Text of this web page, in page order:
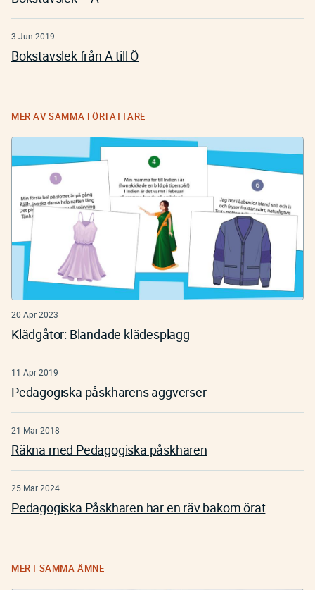
3 Jun 2019
Bokstavslek från A till Ö
MER AV SAMMA FÖRFATTARE
20 Apr 2023
Klädgåtor: Blandade klädesplagg
11 Apr 2019
Pedagogiska påskharens äggverser
21 Mar 2018
Räkna med Pedagogiska påskharen
25 Mar 2024
Pedagogiska Påskharen har en räv bakom örat
MER I SAMMA ÄMNE